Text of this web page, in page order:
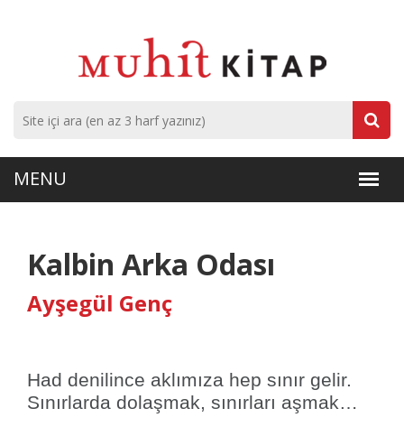
Kalbin Arka Odası
Ayşegül Genç
Had denilince aklımıza hep sınır gelir.
Sınırlarda dolaşmak, sınırları aşmak…